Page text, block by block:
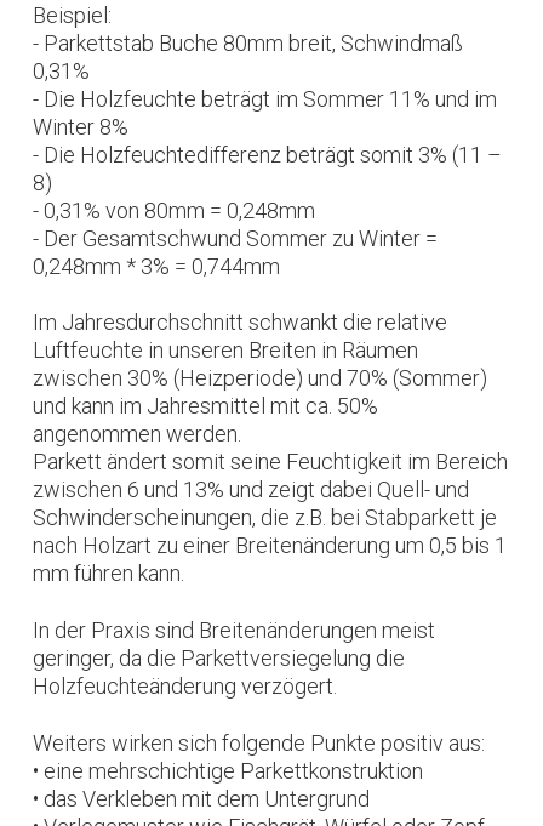
Beispiel:
- Parkettstab Buche 80mm breit, Schwindmaß
0,31%
- Die Holzfeuchte beträgt im Sommer 11% und im
Winter 8%
- Die Holzfeuchtedifferenz beträgt somit 3% (11 –
8)
- 0,31% von 80mm = 0,248mm
- Der Gesamtschwund Sommer zu Winter =
0,248mm * 3% = 0,744mm
Im Jahresdurchschnitt schwankt die relative
Luftfeuchte in unseren Breiten in Räumen
zwischen 30% (Heizperiode) und 70% (Sommer)
und kann im Jahresmittel mit ca. 50%
angenommen werden.
Parkett ändert somit seine Feuchtigkeit im Bereich
zwischen 6 und 13% und zeigt dabei Quell- und
Schwinderscheinungen, die z.B. bei Stabparkett je
nach Holzart zu einer Breitenänderung um 0,5 bis 1
mm führen kann.
In der Praxis sind Breitenänderungen meist
geringer, da die Parkettversiegelung die
Holzfeuchteänderung verzögert.
Weiters wirken sich folgende Punkte positiv aus:
• eine mehrschichtige Parkettkonstruktion
• das Verkleben mit dem Untergrund